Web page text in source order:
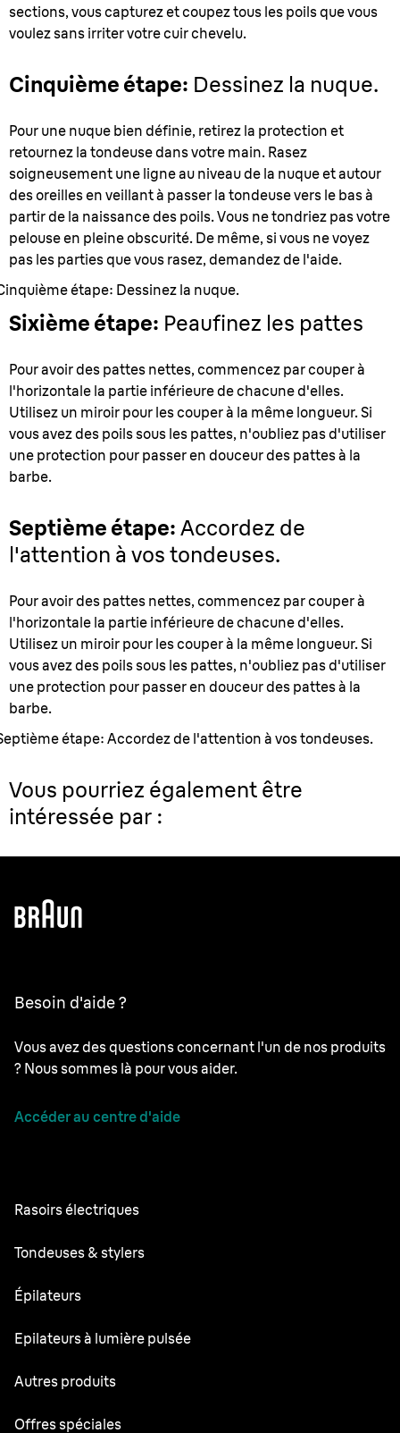
sections, vous capturez et coupez tous les poils que vous
voulez sans irriter votre cuir chevelu.
Cinquième étape: Dessinez la nuque.
Pour une nuque bien définie, retirez la protection et
retournez la tondeuse dans votre main. Rasez
soigneusement une ligne au niveau de la nuque et autour
des oreilles en veillant à passer la tondeuse vers le bas à
partir de la naissance des poils. Vous ne tondriez pas votre
pelouse en pleine obscurité. De même, si vous ne voyez
pas les parties que vous rasez, demandez de l'aide.
étape: Dessinez la nuque.
Sixième étape: Peaufinez les pattes
Pour avoir des pattes nettes, commencez par couper à
l'horizontale la partie inférieure de chacune d'elles.
Utilisez un miroir pour les couper à la même longueur. Si
vous avez des poils sous les pattes, n'oubliez pas d'utiliser
une protection pour passer en douceur des pattes à la
barbe.
Septième étape: Accordez de
l'attention à vos tondeuses.
Pour avoir des pattes nettes, commencez par couper à
l'horizontale la partie inférieure de chacune d'elles.
Utilisez un miroir pour les couper à la même longueur. Si
vous avez des poils sous les pattes, n'oubliez pas d'utiliser
une protection pour passer en douceur des pattes à la
barbe.
étape: Accordez de l'attention à vos tondeuses.
Vous pourriez également être
intéressée par :
Besoin d'aide ?
Vous avez des questions concernant l'un de nos produits
? Nous sommes là pour vous aider.
Accéder au centre d'aide
Rasoirs électriques
Series 9 Pro
Series 3
Tondeuses & stylers
Tondeuses à barbe professionnelles
Series X
Épilateurs
Silk·épil SkinSpa
Silk·épil 7
Epilateurs à lumière pulsée
Skin i·expert
Autres produits
Face Spa Pro
Offres spéciales